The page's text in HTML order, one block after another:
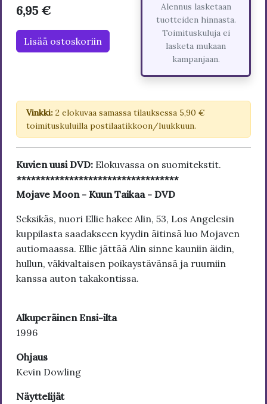
6,95 €
Lisää ostoskoriin
Alennus lasketaan
tuotteiden hinnasta.
Toimituskuluja ei
lasketa mukaan
kampanjaan.
Vinkki: 2 elokuvaa samassa tilauksessa 5,90 €
toimituskuluilla postilaatikkoon/luukkuun.
Kuvien uusi DVD: Elokuvassa on suomitekstit.
**********************************
Mojave Moon - Kuun Taikaa - DVD
Seksikäs, nuori Ellie hakee Alin, 53, Los Angelesin
kuppilasta saadakseen kyydin äitinsä luo Mojaven
autiomaassa. Ellie jättää Alin sinne kauniin äidin,
hullun, väkivaltaisen poikaystävänsä ja ruumiin
kanssa auton takakontissa.
Alkuperäinen Ensi-ilta
1996
Ohjaus
Kevin Dowling
Näyttelijät